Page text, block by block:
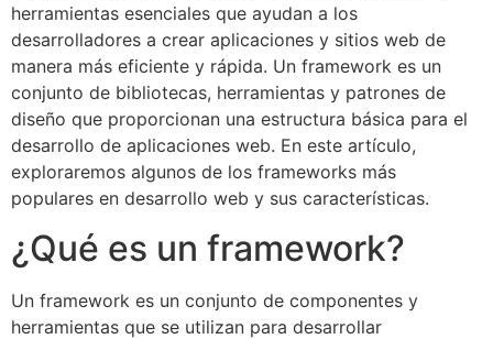
herramientas esenciales que ayudan a los
desarrolladores a crear aplicaciones y sitios web de
manera más eficiente y rápida. Un framework es un
conjunto de bibliotecas, herramientas y patrones de
diseño que proporcionan una estructura básica para el
desarrollo de aplicaciones web. En este artículo,
exploraremos algunos de los frameworks más
populares en desarrollo web y sus características.
¿Qué es un framework?
Un framework es un conjunto de componentes y
herramientas que se utilizan para desarrollar